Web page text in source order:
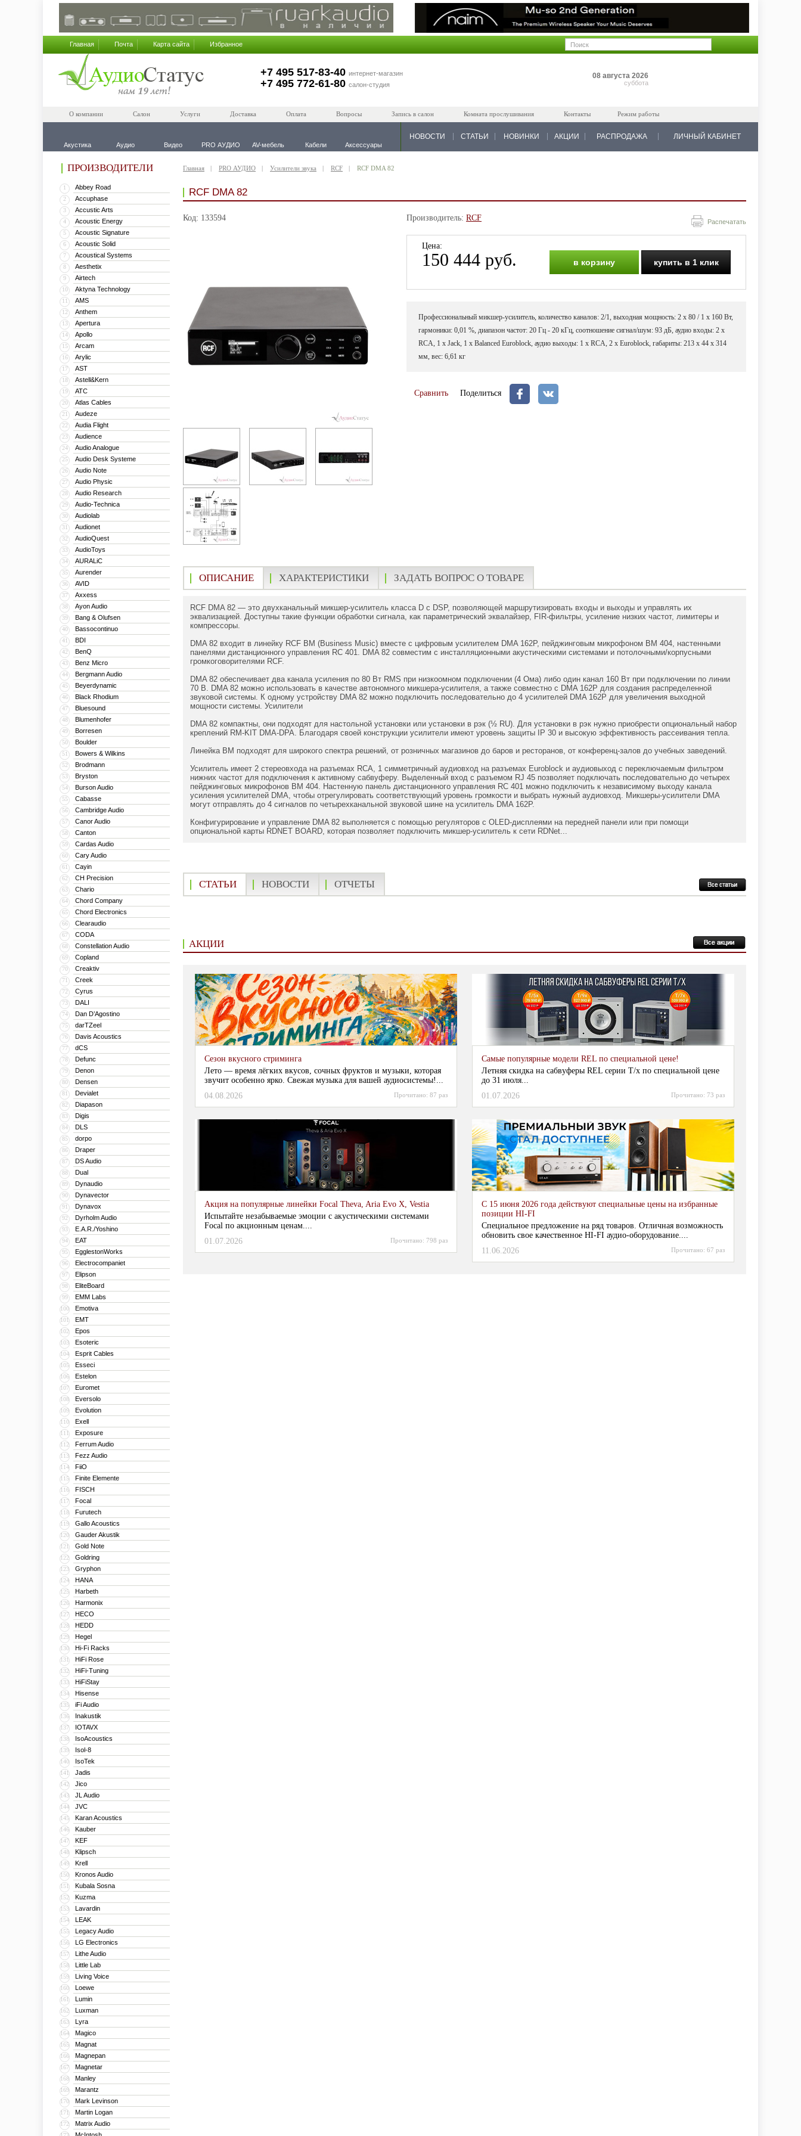
Главная Почта Карта сайта Избранное
+7 495 517-83-40 интернет-магазин
+7 495 772-61-80 салон-студия
08 августа 2026
суббота
О компании Салон Услуги Доставка Оплата Вопросы Запись в салон Комната прослушивания Контакты Режим работы
Акустика Аудио Видео PRO АУДИО AV-мебель Кабели Аксессуары
НОВОСТИ СТАТЬИ НОВИНКИ АКЦИИ РАСПРОДАЖА ЛИЧНЫЙ КАБИНЕТ
ПРОИЗВОДИТЕЛИ
1 Abbey Road
2 Accuphase
3 Accustic Arts
4 Acoustic Energy
5 Acoustic Signature
6 Acoustic Solid
7 Acoustical Systems
8 Aesthetix
9 Airtech
10 Aktyna Technology
11 AMS
12 Anthem
13 Apertura
14 Apollo
15 Arcam
16 Arylic
17 AST
18 Astell&Kern
19 ATC
20 Atlas Cables
21 Audeze
22 Audia Flight
23 Audience
24 Audio Analogue
25 Audio Desk Systeme
26 Audio Note
27 Audio Physic
28 Audio Research
29 Audio-Technica
30 Audiolab
31 Audionet
32 AudioQuest
33 AudioToys
34 AURALiC
35 Aurender
36 AVID
37 Axxess
38 Ayon Audio
39 Bang & Olufsen
40 Bassocontinuo
41 BDI
42 BenQ
43 Benz Micro
44 Bergmann Audio
45 Beyerdynamic
46 Black Rhodium
47 Bluesound
48 Blumenhofer
49 Borresen
50 Boulder
51 Bowers & Wilkins
52 Brodmann
53 Bryston
54 Burson Audio
55 Cabasse
56 Cambridge Audio
57 Canor Audio
58 Canton
59 Cardas Audio
60 Cary Audio
61 Cayin
62 CH Precision
63 Chario
64 Chord Company
65 Chord Electronics
66 Clearaudio
67 CODA
68 Constellation Audio
69 Copland
70 Creaktiv
71 Creek
72 Cyrus
73 DALI
74 Dan D’Agostino
75 darTZeel
76 Davis Acoustics
77 dCS
78 Defunc
79 Denon
80 Densen
81 Devialet
82 Diapason
83 Digis
84 DLS
85 dorpo
86 Draper
87 DS Audio
88 Dual
89 Dynaudio
90 Dynavector
91 Dynavox
92 Dyrholm Audio
93 E.A.R./Yoshino
94 EAT
95 EgglestonWorks
96 Electrocompaniet
97 Elipson
98 EliteBoard
99 EMM Labs
100 Emotiva
101 EMT
102 Epos
103 Esoteric
104 Esprit Cables
105 Esseci
106 Estelon
107 Euromet
108 Eversolo
109 Evolution
110 Exell
111 Exposure
112 Ferrum Audio
113 Fezz Audio
114 FiiO
115 Finite Elemente
116 FISCH
117 Focal
118 Furutech
119 Gallo Acoustics
120 Gauder Akustik
121 Gold Note
122 Goldring
123 Gryphon
124 HANA
125 Harbeth
126 Harmonix
127 HECO
128 HEDD
129 Hegel
130 Hi-Fi Racks
131 HiFi Rose
132 HiFi-Tuning
133 HiFiStay
134 Hisense
135 iFi Audio
136 Inakustik
137 IOTAVX
138 IsoAcoustics
139 Isol-8
140 IsoTek
141 Jadis
142 Jico
143 JL Audio
144 JVC
145 Karan Acoustics
146 Kauber
147 KEF
148 Klipsch
149 Krell
150 Kronos Audio
151 Kubala Sosna
152 Kuzma
153 Lavardin
154 LEAK
155 Legacy Audio
156 LG Electronics
157 Lithe Audio
158 Little Lab
159 Living Voice
160 Loewe
161 Lumin
162 Luxman
163 Lyra
164 Magico
165 Magnat
166 Magnepan
167 Magnetar
168 Manley
169 Marantz
170 Mark Levinson
171 Martin Logan
172 Matrix Audio
Главная PRO АУДИО Усилители звука RCF RCF DMA 82
RCF DMA 82
Код: 133594 Распечатать
Производитель: RCF
Цена:
150 444 руб. в корзину купить в 1 клик
Профессиональный микшер-усилитель, количество каналов: 2/1, выходная мощность: 2 х 80 / 1 х 160 Вт,
гармоники: 0,01 %, диапазон частот: 20 Гц - 20 кГц, соотношение сигнал/шум: 93 дБ, аудио входы: 2 х
RCA, 1 х Jack, 1 х Balanced Euroblock, аудио выходы: 1 х RCA, 2 х Euroblock, габариты: 213 х 44 х 314
мм, вес: 6,61 кг
Сравнить Поделиться
ОПИСАНИЕ ХАРАКТЕРИСТИКИ ЗАДАТЬ ВОПРОС О ТОВАРЕ
RCF DMA 82 — это двухканальный микшер-усилитель класса D с DSP, позволяющей маршрутизировать входы и выходы и управлять их
эквализацией. Доступны такие функции обработки сигнала, как параметрический эквалайзер, FIR-фильтры, усиление низких частот, лимитеры и
компрессоры.
DMA 82 входит в линейку RCF BM (Business Music) вместе с цифровым усилителем DMA 162P, пейджинговым микрофоном BM 404, настенными
панелями дистанционного управления RC 401. DMA 82 совместим с инсталляционными акустическими системами и потолочными/корпусными
громкоговорителями RCF.
DMA 82 обеспечивает два канала усиления по 80 Вт RMS при низкоомном подключении (4 Ома) либо один канал 160 Вт при подключении по линии
70 В. DMA 82 можно использовать в качестве автономного микшера-усилителя, а также совместно с DMA 162P для создания распределенной
звуковой системы. К одному устройству DMA 82 можно подключить последовательно до 4 усилителей DMA 162P для увеличения выходной
мощности системы. Усилители
DMA 82 компактны, они подходят для настольной установки или установки в рэк (½ RU). Для установки в рэк нужно приобрести опциональный набор
креплений RM-KIT DMA-DPA. Благодаря своей конструкции усилители имеют уровень защиты IP 30 и высокую эффективность рассеивания тепла.
Линейка BM подходят для широкого спектра решений, от розничных магазинов до баров и ресторанов, от конференц-залов до учебных заведений.
Усилитель имеет 2 стереовхода на разъемах RCA, 1 симметричный аудиовход на разъемах Euroblock и аудиовыход с переключаемым фильтром
нижних частот для подключения к активному сабвуферу. Выделенный вход с разъемом RJ 45 позволяет подключать последовательно до четырех
пейджинговых микрофонов BM 404. Настенную панель дистанционного управления RC 401 можно подключить к независимому выходу канала
усиления усилителей DMA, чтобы отрегулировать соответствующий уровень громкости и выбрать нужный аудиовход. Микшеры-усилители DMA
могут отправлять до 4 сигналов по четырехканальной звуковой шине на усилитель DMA 162P.
Конфигурирование и управление DMA 82 выполняется с помощью регуляторов с OLED-дисплеями на передней панели или при помощи
опциональной карты RDNET BOARD, которая позволяет подключить микшер-усилитель к сети RDNet...
СТАТЬИ НОВОСТИ ОТЧЕТЫ
АКЦИИ
Сезон вкусного стриминга
Лето — время лёгких вкусов, сочных фруктов и музыки, которая
звучит особенно ярко. Свежая музыка для вашей аудиосистемы!...
04.08.2026
Прочитано: 87 раз
Самые популярные модели REL по специальной цене!
Летняя скидка на сабвуферы REL серии T/x по специальной цене
до 31 июля...
01.07.2026
Прочитано: 73 раз
Акция на популярные линейки Focal Theva, Aria Evo X, Vestia
Испытайте незабываемые эмоции с акустическими системами
Focal по акционным ценам....
01.07.2026
Прочитано: 798 раз
С 15 июня 2026 года действуют специальные цены на избранные
позиции HI-FI
Специальное предложение на ряд товаров. Отличная возможность
обновить свое качественное HI-FI аудио-оборудование....
11.06.2026
Прочитано: 67 раз